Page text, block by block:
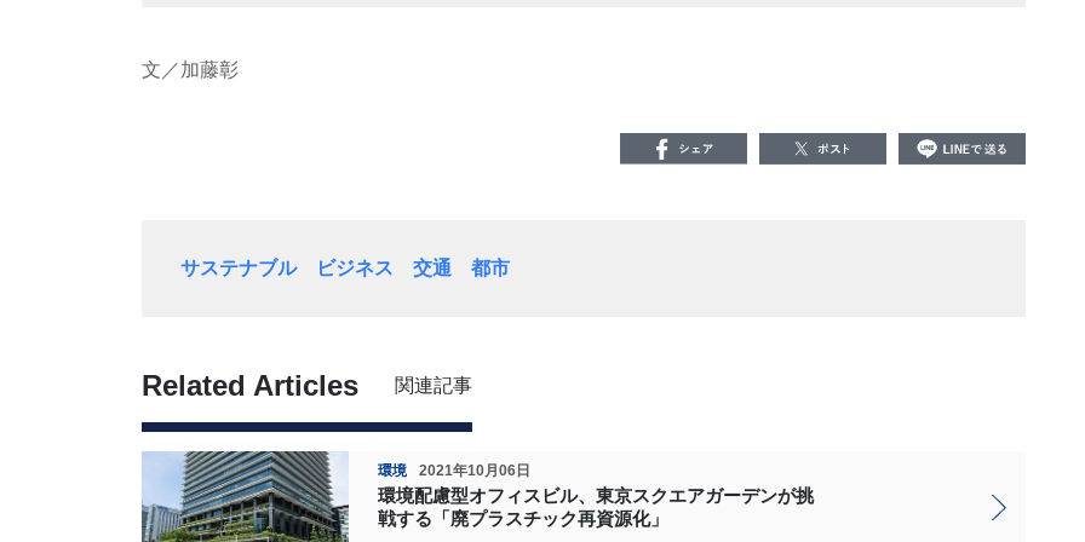
文／加藤彰
サステナブル ビジネス 交通 都市
Related Articles 関連記事
環境 2021年10月06日
環境配慮型オフィスビル、東京スクエアガーデンが挑
戦する「廃プラスチック再資源化」